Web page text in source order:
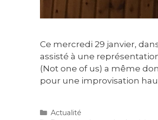
Ce mercredi 29 janvier,
assisté à une
(Not one of us) a même
pour une improvisation
Actualité